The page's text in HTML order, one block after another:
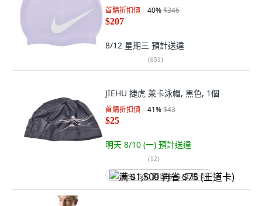
首購折扣價 40%$346
$207
8/12 星期三 預計送達
(651)
JIEHU 捷虎 萊卡泳帽, 黑色, 1個
首購折扣價 41%$43
$25
明天 8/10 (一) 預計送達
(12)
满 $1,500 再省 $75 (王道卡)